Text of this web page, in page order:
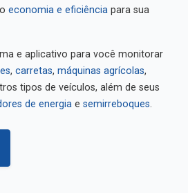
economia e eficiência para sua
e aplicativo para você monitorar
, carretas, máquinas agrícolas,
tipos de veículos, além de seus
de energia e semirreboques.